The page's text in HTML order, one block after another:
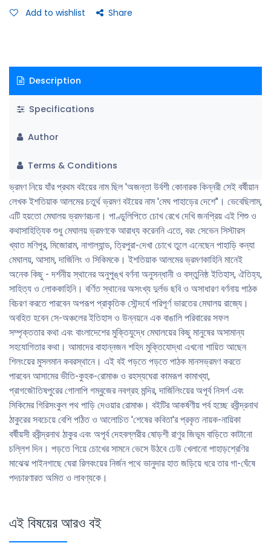
বই পড়তে পড়তে পাঠক মানসভ্রমণ করতে পারবেন আসামের ভীতি-কুহক-রোমাঞ্চ ও
প্রকৃত নায়ক-নায়িকা বর্ষীয়সী রবীন্দ্রনাথ ঠাকুর এবং অপূর্ব দেহবল্লরীর ষোড়শী রাণুর জিভূম
বাড়িতে কাটানো চল্লিশ দিন। পড়তে গিয়ে চোখের সামনে ভেসে উঠবে ঢেউ খেলানো
পাহাড়শ্রেণির মাঝেঝ পাইনগাছে ঘেরা রিলবংয়ের নির্জন পথে ভানুদার হাত জড়িয়ে ধরে তার
গা-ঘেঁষে পদচারণারত অমিত ও লাবণ্যকে।
Add to wishlist Share
Description
Specifications
Author
Terms & Conditions
ভ্রমণ নিয়ে যাঁর প্রথম বইয়ের নাম ছিল 'অজন্তা উর্বশী কোনারক কিন্নরী সেই বর্ষীয়ান
লেখক ইশতিয়াক আলমের চতুর্থ ভ্রমণ বইয়ের নাম 'মেঘ পাহাড়ের দেশে"। ভেবেছিলাম,
এটি হয়তো মেঘালয় ভ্রমণরচনা। পাণ্ডুলিপিতে চোখ রেখে দেখি জনপ্রিয় এই শিশু ও
কথাসাহিত্যিক শুধু মেঘালয় ভ্রমণকে আরাধ্য করেননি এতে, বরং সেভেন সিস্টারস
খ্যাত মণিপুর, মিজোরাম, নাগাল্যান্ড, ত্রিপুরা-দেখা চোখে তুলে এনেছেন পাহাড়ি কন্যা
মেঘালয়, আসাম, দার্জিলিং ও সিকিমকে। ইশতিয়াক আলমের ভ্রমণকাহিনি মানেই
অনেক কিছু - দর্শনীয় স্থানের অনুপুঙ্খ বর্ণনা অনুসন্ধানী ও বস্তুনিষ্ঠ ইতিহাস, ঐতিহ্য,
সাহিত্য ও লোককাহিনি। বর্ণিত স্থানের অসংখ্য দুর্লভ ছবি ও অসাধারণ বর্ণনায় পাঠক
বিচরণ করতে পারবেন অপরূপ প্রাকৃতিক সৌন্দর্যে পরিপূর্ণ ভারতের মেঘালয় রাজ্যে।
অবহিত হবেন সে-অঞ্চলের ইতিহাস ও উন্নয়নে এক বাঙালি পরিবারের সফল
সম্পৃক্ততার কথা এবং বাংলাদেশের মুক্তিযুদ্ধে মেঘালয়ের কিছু মানুষের অসামান্য
সহযোগিতার কথা। আমাদের বাহান্নজন শহিদ মুক্তিযোদ্ধা এখনো শায়িত আছেন
শিলংয়ের মুসলমান কবরস্থানে। এই বই পড়তে পড়তে পাঠক মানসভ্রমণ করতে
পারবেন আসামের ভীতি-কুহক-রোমাঞ্চ ও রহস্যঘেরা কামরূপ কামাখ্যা,
প্রাগজৌতিষপুরের গোলাপি গম্বুজের নবগ্রহ মন্দির, দার্জিলিংয়ের অপূর্ব নিসর্গ এবং
সিকিমের গিরিসংকুল পথ পাড়ি দেওয়ার রোমাঞ্চ। বইটির আকর্ষণীয় পর্ব হচ্ছে রবীন্দ্রনাথ
ঠাকুরের সবচেয়ে বেশি পঠিত ও আলোচিত 'শেষের কবিতা'র প্রকৃত নায়ক-নায়িকা
বর্ষীয়সী রবীন্দ্রনাথ ঠাকুর এবং অপূর্ব দেহবল্লরীর ষোড়শী রাণুর জিভূম বাড়িতে কাটানো
চল্লিশ দিন। পড়তে গিয়ে চোখের সামনে ভেসে উঠবে ঢেউ খেলানো পাহাড়শ্রেণির
মাঝেঝ পাইনগাছে ঘেরা রিলবংয়ের নির্জন পথে ভানুদার হাত জড়িয়ে ধরে তার গা-ঘেঁষে
পদচারণারত অমিত ও লাবণ্যকে।
এই বিষয়ের আরও বই